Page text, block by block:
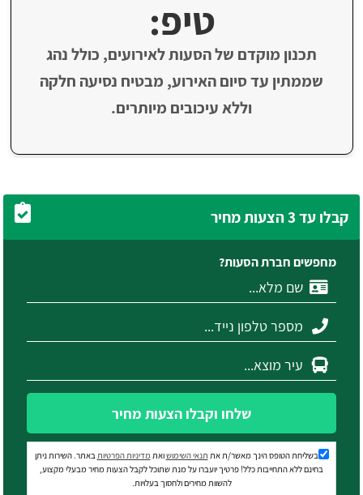
טיפ:
תכנון מוקדם של הסעות לאירועים, כולל נהג
שממתין עד סיום האירוע, מבטיח נסיעה חלקה
וללא עיכובים מיותרים.
קבלו עד 3 הצעות מחיר
מחפשים חברת הסעות?
שלחו וקבלו הצעות מחיר
בשליחת הטופס הינך מאשר/ת את תנאי השימושואת מדיניות הפרטיותבאתר. השירות ניתן
בחינם ללא התחייבות כלל! פרטיך יועברו על מנת שתוכל לקבל הצעות מחיר מבעלי מקצוע,
להשוות מחירים ולחסוך בעלויות.